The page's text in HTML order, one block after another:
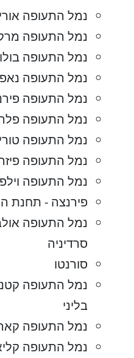
נמל התעופה
נמל התעופה
נמל התעופה
נמל התעופה
נמל התעופה
נמל התעופה
נמל התעופה
נמל התעופה
נמל התעופה
פירנצה - תחנת
נמל התעופה
סרדיניה
סורנטו
נמל התעופה
בליני
נמל התעופה
נמל התעופה